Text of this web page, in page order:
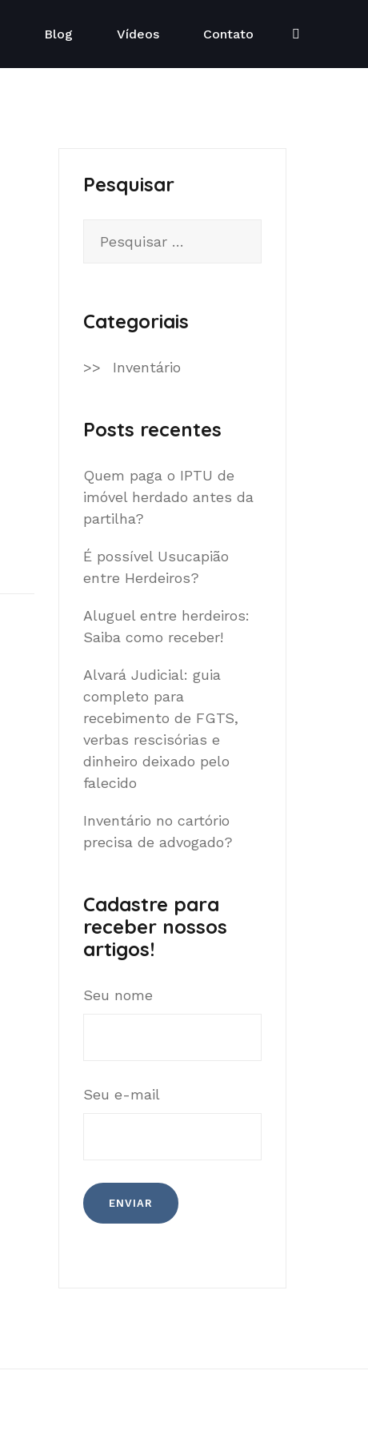
Blog Vídeos Contato
Pesquisar
Categoriais
Inventário
Posts recentes
Quem paga o IPTU de
imóvel herdado antes da
partilha?
É possível Usucapião
entre Herdeiros?
Aluguel entre herdeiros:
Saiba como receber!
Alvará Judicial: guia
completo para
recebimento de FGTS,
verbas rescisórias e
dinheiro deixado pelo
falecido
Inventário no cartório
precisa de advogado?
Cadastre para
receber nossos
artigos!
Seu nome
Seu e-mail